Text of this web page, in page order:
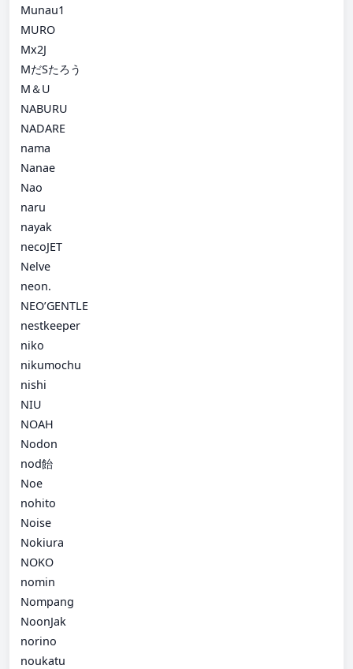
Munau1
MURO
Mx2J
MだSたろう
M＆U
NABURU
NADARE
nama
Nanae
Nao
naru
nayak
necoJET
Nelve
neon.
NEO’GENTLE
nestkeeper
niko
nikumochu
nishi
NIU
NOAH
Nodon
nod飴
Noe
nohito
Noise
Nokiura
NOKO
nomin
Nompang
NoonJak
norino
noukatu